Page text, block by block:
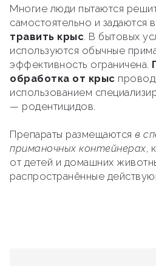
Многие люди пытаются
самостоятельно и задаются
травить крыс. В бытовых
используются обычные
эффективность ограничена.
обработка от крыс
использованием
— родентицидов.
Препараты размещаются в
приманочных контейнерах,
от детей и домашних
распространённые